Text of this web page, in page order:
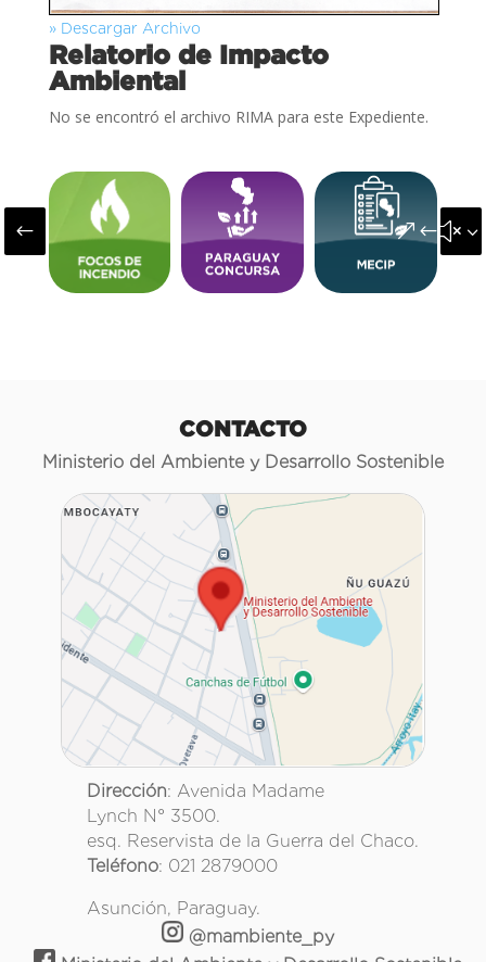
» Descargar Archivo
Relatorio de Impacto
Ambiental
No se encontró el archivo RIMA para este Expediente.
#
CONTACTO
Ministerio del Ambiente y Desarrollo Sostenible
Dirección: Avenida Madame
Lynch N° 3500.
esq. Reservista de la Guerra del Chaco.
Teléfono: 021 2879000
Asunción, Paraguay.
@mambiente_py